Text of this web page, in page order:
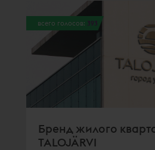
всего голосов: 393
Бренд жилого
TALOJÄRVI